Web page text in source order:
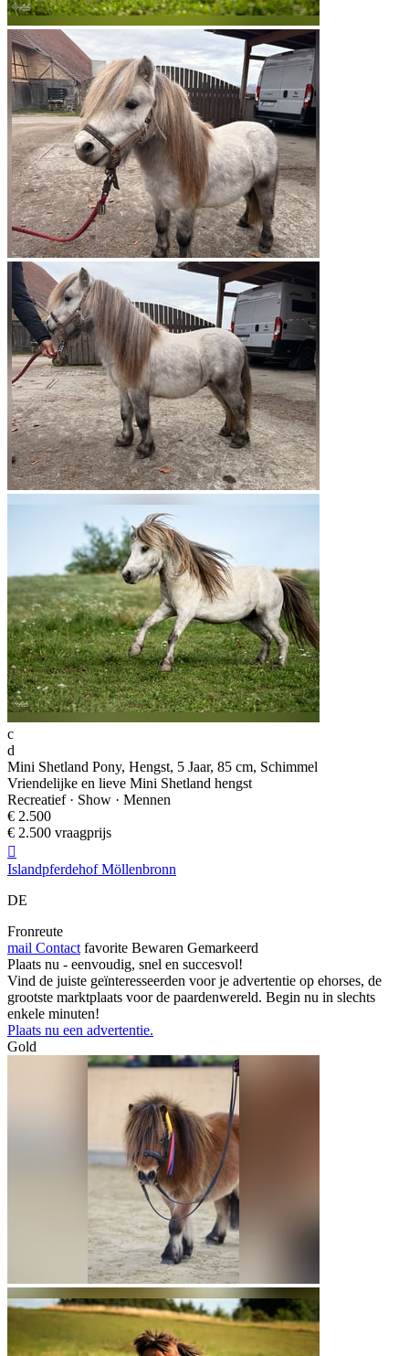
c
d
Mini Shetland Pony, Hengst, 5 Jaar, 85 cm, Schimmel
Vriendelijke en lieve Mini Shetland hengst
Recreatief · Show · Mennen
€ 2.500
€ 2.500 vraagprijs

Islandpferdehof Möllenbronn
DE
Fronreute
mail Contact favorite Bewaren Gemarkeerd
Plaats nu - eenvoudig, snel en succesvol!
Vind de juiste geïnteresseerden voor je advertentie op ehorses, de
grootste marktplaats voor de paardenwereld. Begin nu in slechts
enkele minuten!
Plaats nu een advertentie.
Gold